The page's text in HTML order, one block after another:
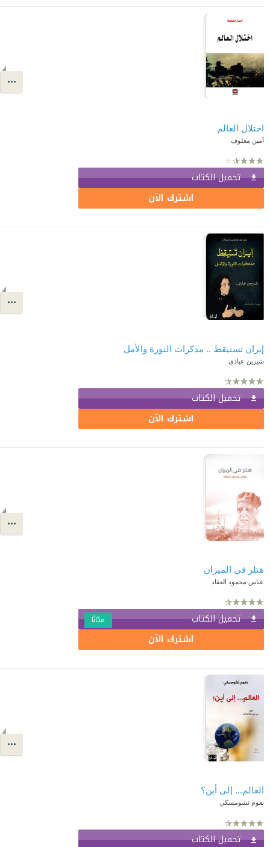
اختلال العالم
أمين معلوف
تحميل الكتاب
اشترك الآن
إيران تستيقظ .. مذكرات الثورة والأمل
شيرين عبادي
تحميل الكتاب
اشترك الآن
هتلر في الميزان
عباس محمود العقاد
تحميل الكتاب مجّانًا
اشترك الآن
العالم... إلى أين؟
نعوم تشومسكي
تحميل الكتاب